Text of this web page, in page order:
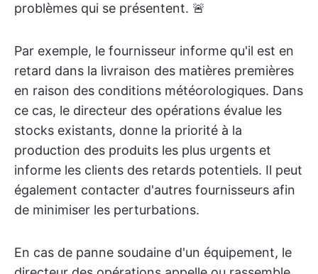
problèmes qui se présentent. 🚨
Par exemple, le fournisseur informe qu'il est en
retard dans la livraison des matières premières
en raison des conditions météorologiques. Dans
ce cas, le directeur des opérations évalue les
stocks existants, donne la priorité à la
production des produits les plus urgents et
informe les clients des retards potentiels. Il peut
également contacter d'autres fournisseurs afin
de minimiser les perturbations.
En cas de panne soudaine d'un équipement, le